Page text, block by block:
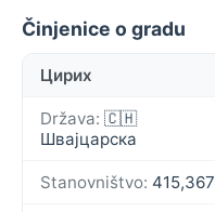
Činjenice o gradu
Цирих
Država: 🇨🇭
Швајцарска
Stanovništvo: 415,367